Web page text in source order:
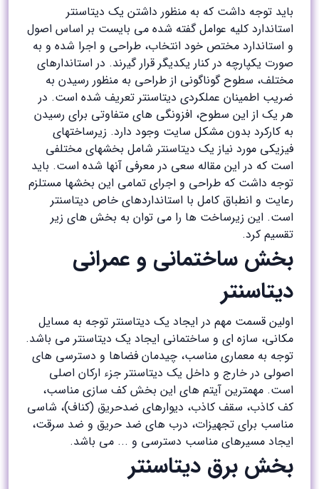
باید توجه داشت که به منظور داشتن یک دیتاسنتر
استاندارد کلیه عوامل گفته شده می بایست بر اساس اصول
و استاندارد مختص خود انتخاب، طراحی و اجرا شده و به
صورت یکپارچه در کنار یکدیگر قرار گیرند. در استاندارهای
مختلف، سطوح گوناگونی از طراحی به منظور رسیدن به
ضریب اطمینان عملکردی دیتاسنتر تعریف شده است. در
هر یک از این سطوح، افزونگی های متفاوتی برای رسیدن
به کارکرد بدون مشکل سایت وجود دارد. زیرساختهای
فیزیکی مورد نیاز یک دیتاسنتر شامل بخشهای مختلفی
است که در این مقاله سعی در معرفی آنها شده است. باید
توجه داشت که طراحی و اجرای تمامی این بخشها مستلزم
رعایت و انطباق کامل با استانداردهای خاص دیتاسنتر
است. این زیرساخت ها را می توان به بخش های زیر
تقسیم کرد.
بخش ساختمانی و عمرانی
دیتاسنتر
اولین قسمت مهم در ایجاد یک دیتاسنتر توجه به مسایل
مکانی، سازه ای و ساختمانی ایجاد یک دیتاسنتر می باشد.
توجه به معماری مناسب، چیدمان فضاها و دسترسی های
اصولی در خارج و داخل یک دیتاسنتر جزء ارکان اصلی
است. مهمترین آیتم های این بخش کف سازی مناسب،
کف کاذب، سقف کاذب، دیوارهای ضدحریق (کناف)، شاسی
مناسب برای تجهیزات، درب های ضد حریق و ضد سرقت،
ایجاد مسیرهای مناسب دسترسی و ... می باشد.
بخش برق دیتاسنتر